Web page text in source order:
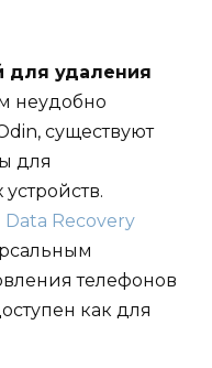
для удаления
неудобно
существуют
для
Data Recovery
телефонов
как для